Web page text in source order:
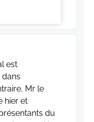
est
dans
Mr le
hier et
du